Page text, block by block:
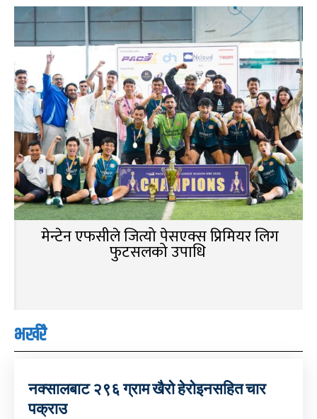
मेन्टेन एफसीले जित्यो पेसएक्स प्रिमियर लिग
फुटसलको उपाधि
भर्खरै
नक्सालबाट २९६ ग्राम खैरो हेरोइनसहित चार
पक्राउ